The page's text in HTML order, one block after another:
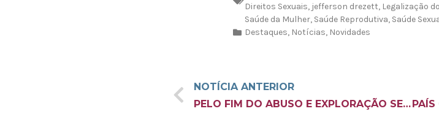
Direitos Sexuais, jefferson drezett, Legalização
Saúde da Mulher, Saúde Reprodutiva, Saúde
Destaques, Notícias, Novidades
NOTÍCIA ANTERIOR
PELO FIM DO ABUSO E EXPLORAÇÃO SEXUAL INFANTO-JUVENIL!